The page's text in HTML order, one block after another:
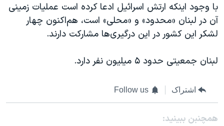
با وجود اینکه ارتش اسرائیل ادعا کرده است عملیات زمینی
آن در لبنان «محدود» و «محلی» است، هم‌اکنون چهار
لشکر این کشور در این درگیری‌ها مشارکت دارند.
لبنان جمعیتی حدود ۵ میلیون نفر دارد.
اشتراک Follow us
همچنبن ببینید: